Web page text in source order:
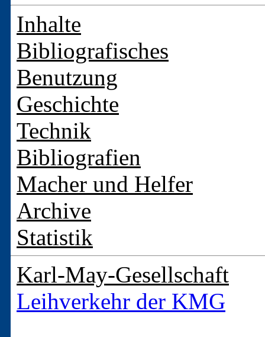
Inhalte
Bibliografisches
Benutzung
Geschichte
Technik
Bibliografien
Macher und Helfer
Archive
Statistik
Karl-May-Gesellschaft
Leihverkehr der KMG